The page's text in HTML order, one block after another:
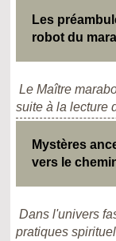
Les
robot du
Le Maître
suite à la lecture
Mystères
vers le
Dans l'univers
pratiques